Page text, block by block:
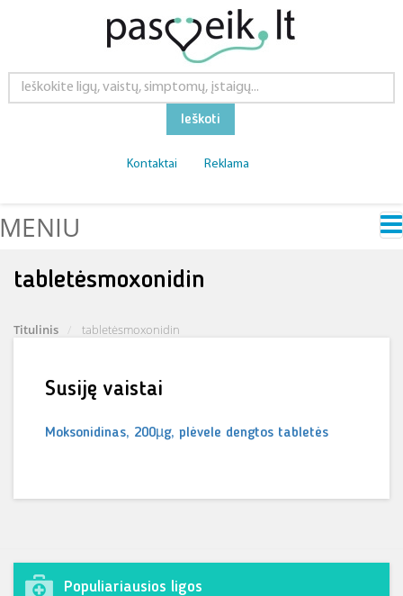
Ieškoti
Kontaktai Reklama
MENIU
tabletėsmoxonidin
Titulinis tabletėsmoxonidin
Susiję vaistai
Moksonidinas, 200µg, plėvele dengtos tabletės
Populiariausios ligos